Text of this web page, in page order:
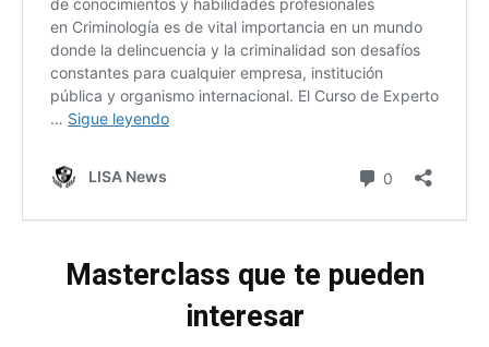
Masterclass que te pueden
interesar